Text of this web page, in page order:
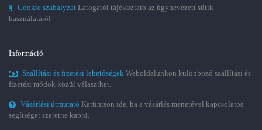
§ Cookie szabályzat Látogatói tájékoztató az úgynevezett sütik
használatáról
Információ
Szállítási és fizetési lehetőségek Weboldalunkon különböző szállítási és
fizetési módok közül választhat.
Vásárlási útmutató Kattintson ide, ha a vásárlás menetével kapcsolatos
segítséget szeretne kapni.